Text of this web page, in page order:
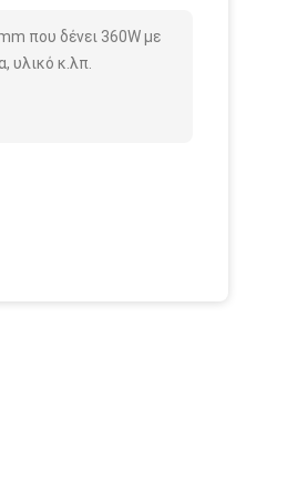
που δένει 360W με
υλικό κ.λπ.